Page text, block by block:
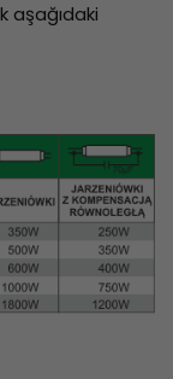
aşağıdaki